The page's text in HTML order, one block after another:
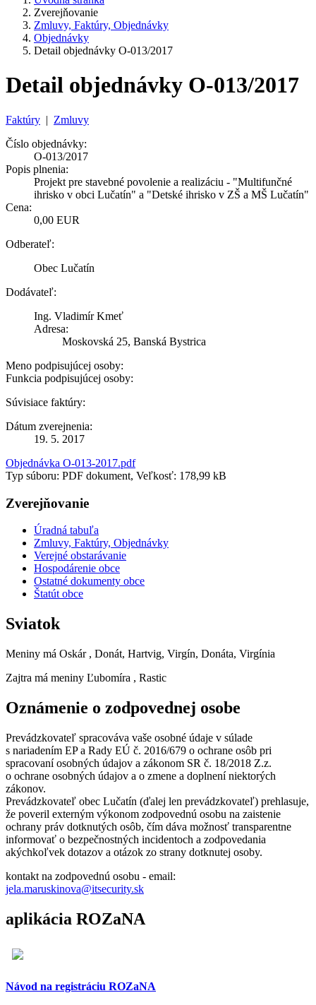
Zverejňovanie
Zmluvy, Faktúry, Objednávky
Objednávky
Detail objednávky O-013/2017
Detail objednávky O-013/2017
Faktúry | Zmluvy
Číslo objednávky:
O-013/2017
Popis plnenia:
Projekt pre stavebné povolenie a realizáciu - "Multifunčné
ihrisko v obci Lučatín" a "Detské ihrisko v ZŠ a MŠ Lučatín"
Cena:
0,00 EUR
Odberateľ:
Obec Lučatín
Dodávateľ:
Ing. Vladimír Kmeť
Adresa:
Moskovská 25, Banská Bystrica
Meno podpisujúcej osoby:
Funkcia podpisujúcej osoby:
Súvisiace faktúry:
Dátum zverejnenia:
19. 5. 2017
Objednávka O-013-2017.pdf
Typ súboru: PDF dokument, Veľkosť: 178,99 kB
Zverejňovanie
Úradná tabuľa
Zmluvy, Faktúry, Objednávky
Verejné obstarávanie
Hospodárenie obce
Ostatné dokumenty obce
Štatút obce
Sviatok
Meniny má Oskár , Donát, Hartvig, Virgín, Donáta, Virgínia
Zajtra má meniny Ľubomíra , Rastic
Oznámenie o zodpovednej osobe
Prevádzkovateľ spracováva vaše osobné údaje v súlade
s nariadením EP a Rady EÚ č. 2016/679 o ochrane osôb pri
spracovaní osobných údajov a zákonom SR č. 18/2018 Z.z.
o ochrane osobných údajov a o zmene a doplnení niektorých
zákonov.
Prevádzkovateľ obec Lučatín (ďalej len prevádzkovateľ) prehlasuje,
že poveril externým výkonom zodpovednú osobu na zaistenie
ochrany práv dotknutých osôb, čím dáva možnosť transparentne
informovať o bezpečnostných incidentoch a zodpovedania
akýchkoľvek dotazov a otázok zo strany dotknutej osoby.
kontakt na zodpovednú osobu - email:
jela.maruskinova@itsecurity.sk
aplikácia ROZaNA
Návod na registráciu ROZaNA